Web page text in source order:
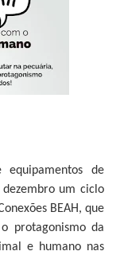
equipamentos de
um ciclo
BEAH, que
protagonismo da
e humano nas